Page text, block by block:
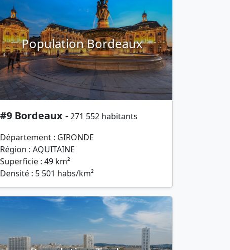
Population Bordeaux
#9 Bordeaux -271 552 habitants
Département : GIRONDE
Région : AQUITAINE
Superficie : 49 km²
Densité : 5 501 habs/km²